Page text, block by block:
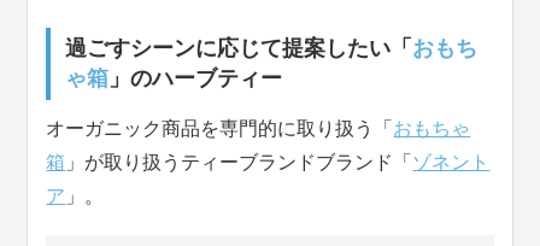
過ごすシーンに応じて提案したい「 おもち
ゃ箱 」のハーブティー
オーガニック商品を専門的に取り扱う「 おもちゃ
箱 」が取り扱うティーブランドブランド「 ゾネント
ア 」。